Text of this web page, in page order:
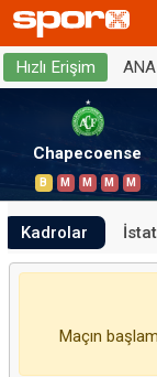
Hızlı Erişim
Chapecoense
B M M M M
Kadrolar
Maçın